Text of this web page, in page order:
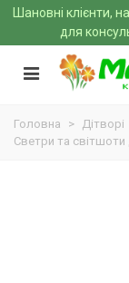
Шановні клієнти,
для
Головна > Дітворі
Светри та світшоти